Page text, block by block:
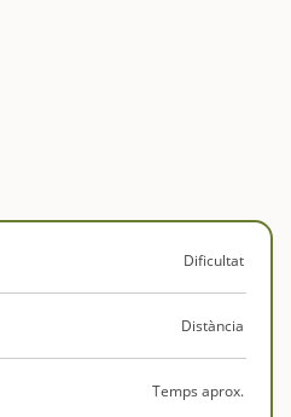
Dificultat
Distància
Temps aprox.